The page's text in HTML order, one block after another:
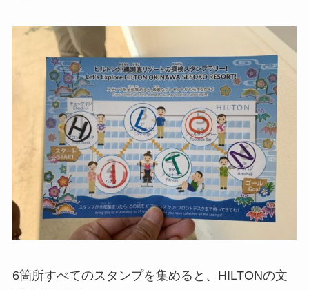
6箇所すべてのスタンプを集めると、HILTONの文